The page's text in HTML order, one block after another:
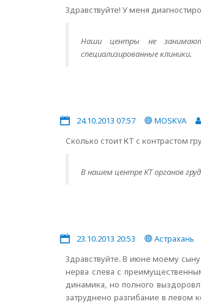
Здравствуйте! У меня
Наши центры не
специализированные клиники.
24.10.2013 07:57 MOSKVA
Сколько стоит КТ с контрастом
В нашем центре КТ органов
23.10.2013 20:53 Астрахань
Здравствуйте. В июне моему
нерва слева с
динамика, но полного
затруднено разгибание в левом